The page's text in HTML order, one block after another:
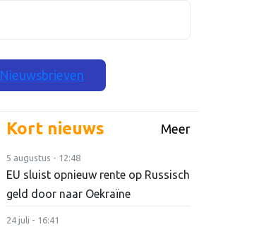
Nieuwsbrieven
Kort nieuws Meer
5 augustus - 12:48
EU sluist opnieuw rente op Russisch
geld door naar Oekraïne
24 juli - 16:41